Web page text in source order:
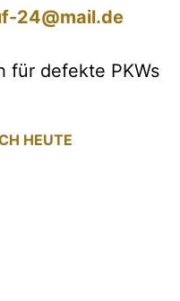
24@mail.de
für defekte PKWs
HEUTE